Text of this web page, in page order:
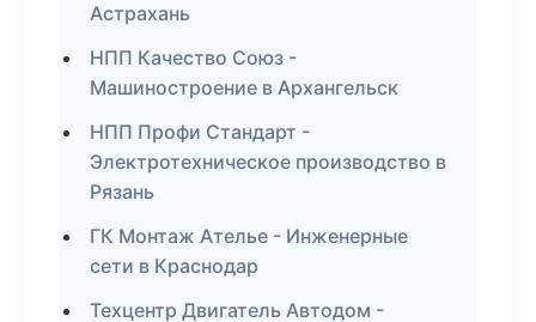
Астрахань
НПП Качество Союз -
Машиностроение в Архангельск
НПП Профи Стандарт -
Электротехническое производство в
Рязань
ГК Монтаж Ателье - Инженерные
сети в Краснодар
Техцентр Двигатель Автодом -